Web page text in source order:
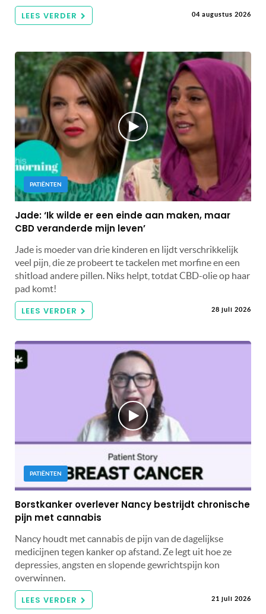
LEES VERDER 04 augustus 2026
PATIËNTEN
Jade: ‘Ik wilde er een einde aan maken, maar
CBD veranderde mijn leven’
Jade is moeder van drie kinderen en lijdt verschrikkelijk
veel pijn, die ze probeert te tackelen met morfine en een
shitload andere pillen. Niks helpt, totdat CBD-olie op haar
pad komt!
LEES VERDER 28 juli 2026
PATIËNTEN
Borstkanker overlever Nancy bestrijdt chronische
pijn met cannabis
Nancy houdt met cannabis de pijn van de dagelijkse
medicijnen tegen kanker op afstand. Ze legt uit hoe ze
depressies, angsten en slopende gewrichtspijn kon
overwinnen.
LEES VERDER 21 juli 2026